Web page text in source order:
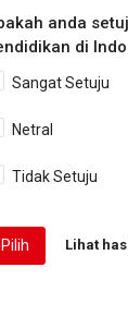
anda
di
Sangat Setuju
Netral
Tidak Setuju
Pilih Lihat